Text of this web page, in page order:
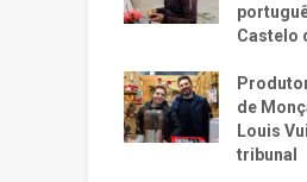
Castelo
de
Louis
tribunal